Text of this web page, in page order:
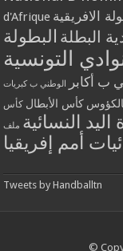
d'Afrique الافريقية
البطلة البطولة
التونسية
ب أكابر الوطني ب كبريات
كأس الأبطال كأس
اليد النسائية ملف
أمم إفريقيا
Tweets by Handballtn
©